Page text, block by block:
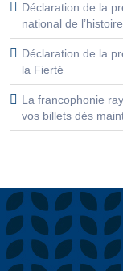
Déclaration de la
national de
Déclaration de la
la Fierté
La francophonie
vos billets dès